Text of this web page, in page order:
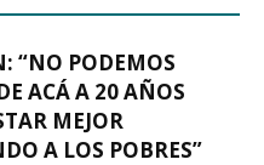
“NO PODEMOS
ACÁ A 20 AÑOS
MEJOR
A LOS POBRES”